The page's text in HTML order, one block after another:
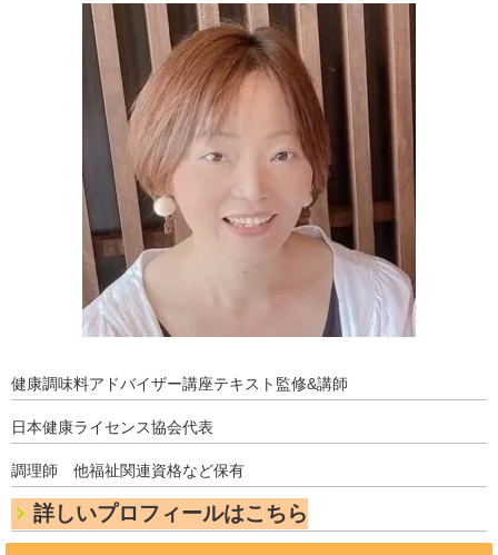
開催済み講座
講座・講演・取材 依頼フォーム
Close
健康調味料アドバイザー講座テキスト監修&講師
日本健康ライセンス協会代表
調理師 他福祉関連資格など保有
詳しいプロフィールはこちら